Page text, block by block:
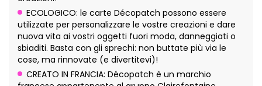
ECOLOGICO: le carte Décopatch possono essere
utilizzate per personalizzare le vostre creazioni e dare
nuova vita ai vostri oggetti fuori moda, danneggiati o
sbiaditi. Basta con gli sprechi: non buttate più via le
cose, ma rinnovate (e divertitevi)!
CREATO IN FRANCIA: Décopatch è un marchio